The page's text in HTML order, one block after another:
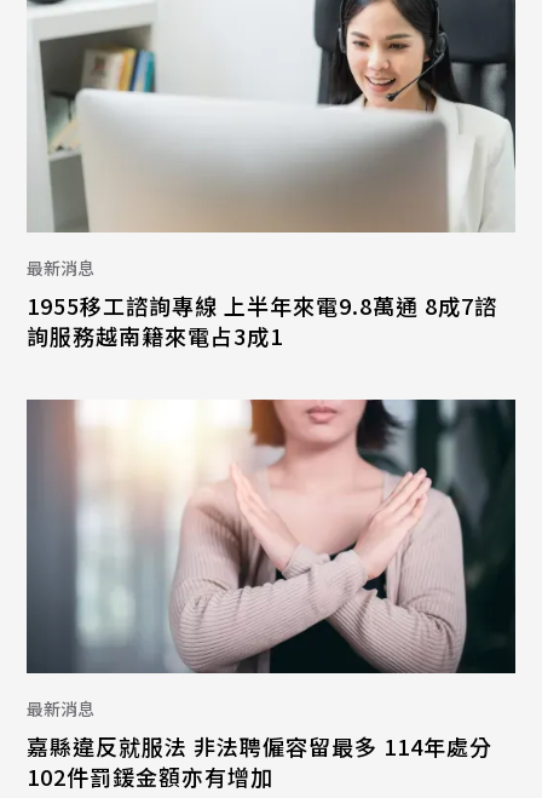
最新消息
1955移工諮詢專線 上半年來電9.8萬通 8成7諮
詢服務越南籍來電占3成1
最新消息
嘉縣違反就服法 非法聘僱容留最多 114年處分
102件罰鍰金額亦有增加